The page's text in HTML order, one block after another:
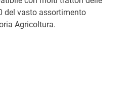
del vasto assortimento
Agricoltura.